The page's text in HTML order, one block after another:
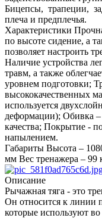
Бицепсы, трапеции,
плеча и предплечья.
Характеристики
по высоте сидение, а
позволяет настроить
Наличие устройства
травм, а также
уровнем подготовки;
высококачественных
используется
деформации); Обивка –
качества; Покрытие -
напылением.
Габариты Высота –
мм Вес тренажера – 99
Описание
Рычажная тяга - это
Он относится к линии
которые используют